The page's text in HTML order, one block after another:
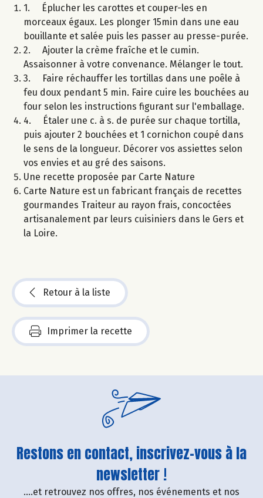
1. Éplucher les carottes et couper-les en
morceaux égaux. Les plonger 15min dans une eau
bouillante et salée puis les passer au presse-purée.
2. Ajouter la crème fraîche et le cumin.
Assaisonner à votre convenance. Mélanger le tout.
3. Faire réchauffer les tortillas dans une poêle à
feu doux pendant 5 min. Faire cuire les bouchées au
four selon les instructions figurant sur l'emballage.
4. Étaler une c. à s. de purée sur chaque tortilla,
puis ajouter 2 bouchées et 1 cornichon coupé dans
le sens de la longueur. Décorer vos assiettes selon
vos envies et au gré des saisons.
Une recette proposée par Carte Nature
Carte Nature est un fabricant français de recettes
gourmandes Traiteur au rayon frais, concoctées
artisanalement par leurs cuisiniers dans le Gers et
la Loire.
Retour à la liste
Imprimer la recette
Restons en contact, inscrivez-vous à la
newsletter !
....et retrouvez nos offres, nos événements et nos